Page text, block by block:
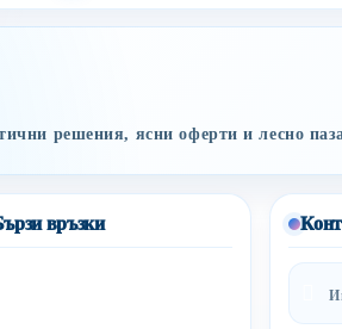
решения, ясни оферти и лесно
връзки